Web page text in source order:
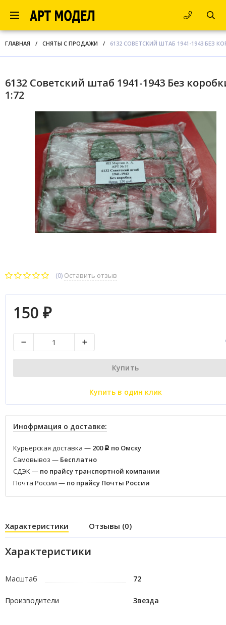
ГЛАВНАЯ / СНЯТЫ С ПРОДАЖИ / 6132 СОВЕТСКИЙ ШТАБ 1941-1943 БЕЗ
6132 Советский штаб 1941-1943 Без
1:72
(0) Оставить отзыв
150 ₽
Купить
Купить в один клик
Инофрмация о доставке:
Курьерская доставка — 200 Р по Омску
Самовывоз — Бесплатно
СДЭК — по прайсу транспортной компании
Почта России — по прайсу Почты России
Характеристики Отзывы (0)
Характеристики
Масштаб 72
Производители Звезда